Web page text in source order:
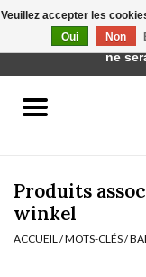
vêtements de nuit
Produits
winkel
ACCUEIL /MOTS-CLÉS/
Veuillez accepter les
Oui
Non
Cette boutique est
ne